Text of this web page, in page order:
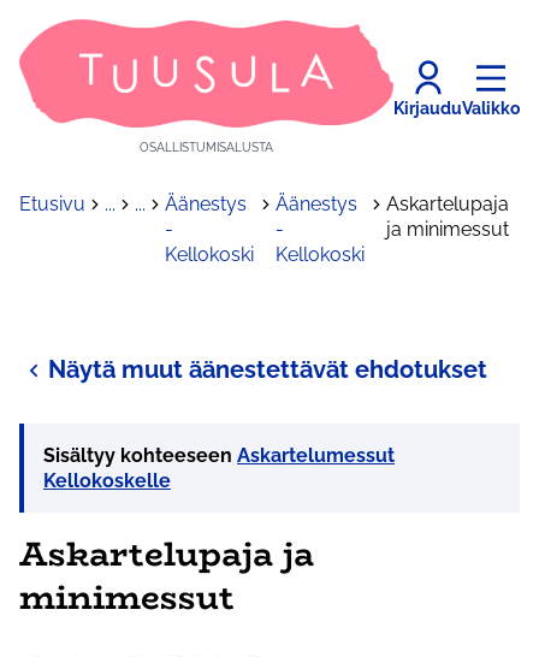
OSALLISTUMISALUSTA
KirjauduValikko
Etusivu ... ...
Äänestys
-
Kellokoski
Äänestys
-
Kellokoski
Askartelupaja
ja minimessut
Näytä muut äänestettävät ehdotukset
Sisältyy kohteeseen Askartelumessut
Kellokoskelle
Askartelupaja ja
minimessut